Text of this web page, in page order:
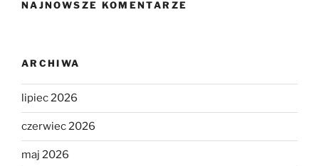
NAJNOWSZE KOMENTARZE
ARCHIWA
lipiec 2026
czerwiec 2026
maj 2026